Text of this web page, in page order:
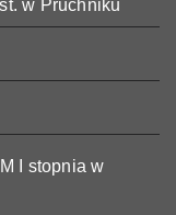
w Pruchniku
I stopnia w